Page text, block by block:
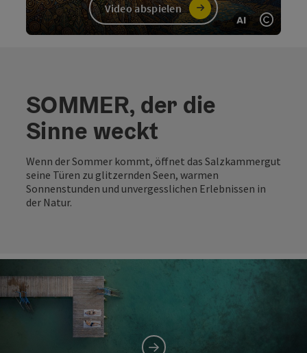
KI
Video abspielen
SOMMER, der die
Sinne weckt
Wenn der Sommer kommt, öffnet das Salzkammergut
seine Türen zu glitzernden Seen, warmen
Sonnenstunden und unvergesslichen Erlebnissen in
der Natur.